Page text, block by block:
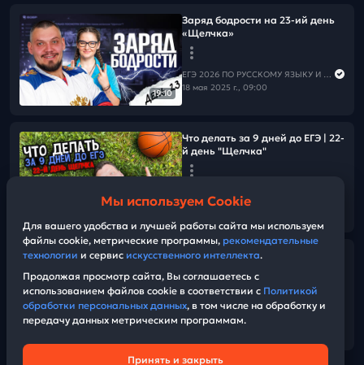
19:10
Заряд бодрости на 23-ий день
«Щелчка»
ЕГЭ 2026 ПО РУССКОМУ ЯЗЫКУ И МАТЕМАТИКЕ
18 мая 2025 г., 09:00
Что делать за 9 дней до ЕГЭ | 22-
й день "Щелчка"
17 мая 2025 г., 18:00
04:55:21
Шпаргалка №17 | ВСЕ
ЕГЭ 2026 ПО РУССКОМУ ЯЗЫКУ И МАТЕМАТИКЕ
17 мая 2025 г., 10:00
Мы используем Cookie
Для вашего удобства и лучшей работы сайта мы используем
файлы cookie, метрические программы, рекомендательные
технологии и сервис искусственного интеллекта.
Продолжая просмотр сайта, Вы соглашаетесь с
использованием файлов cookie в соответствии с Политикой
обработки персональных данных, в том числе на обработку и
передачу данных метрическим программам.
Принять и закрыть